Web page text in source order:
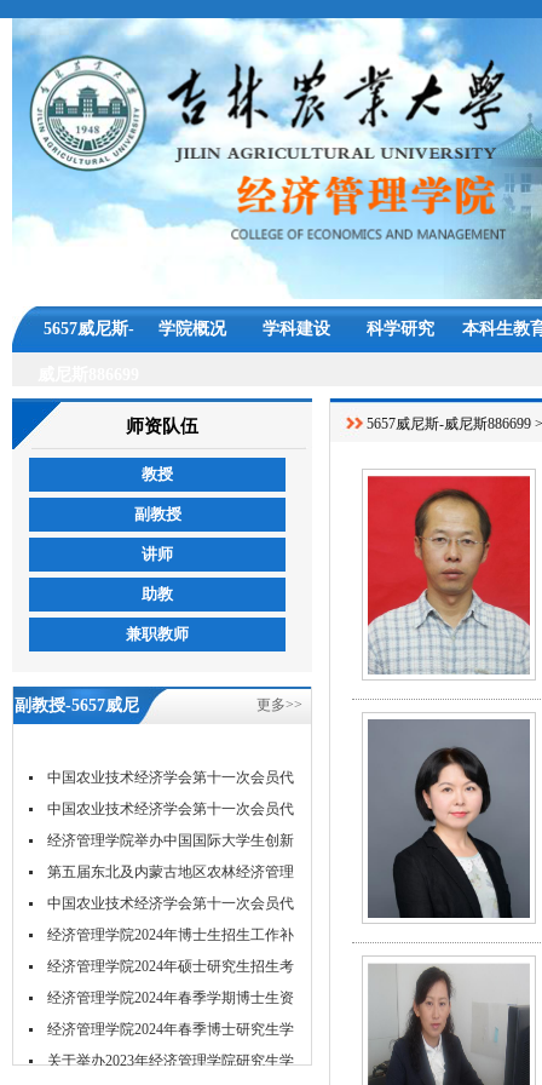
5657威尼斯- 学院概况 学科建设 科学研究 本科生教
师资队伍
教授
副教授
讲师
助教
兼职教师
副教授-5657威尼 更多>>
中国农业技术经济学会第十一次会员代
表...
中国农业技术经济学会第十一次会员代
表...
经济管理学院举办中国国际大学生创新
大...
第五届东北及内蒙古地区农林经济管理
学...
中国农业技术经济学会第十一次会员代
表...
经济管理学院2024年博士生招生工作补
充...
经济管理学院2024年硕士研究生招生考
试...
经济管理学院2024年春季学期博士生资
格...
经济管理学院2024年春季博士研究生学
位...
关于举办2023年经济管理学院研究生学
5657威尼斯-威尼斯886699